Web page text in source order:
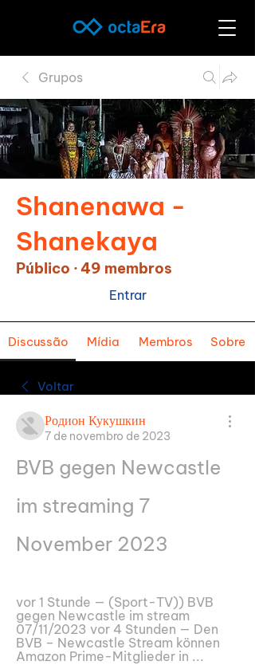
Grupos
Shanenawa -
Shanekaya
Público ·49 membros
Entrar
Discussão Mídia Membros Sobre
Voltar
Родион Кукушкин
7 de novembro de 2023
BVB gegen Newcastle
im streaming 7
November 2023
vor 1 Stunde — (Sport-TV)) BVB
gegen Newcastle im stream
07/11/2023 vor 4 Stunden — Den
BVB – Newcastle Stream können
Amazon Prime-Mitglieder in ...